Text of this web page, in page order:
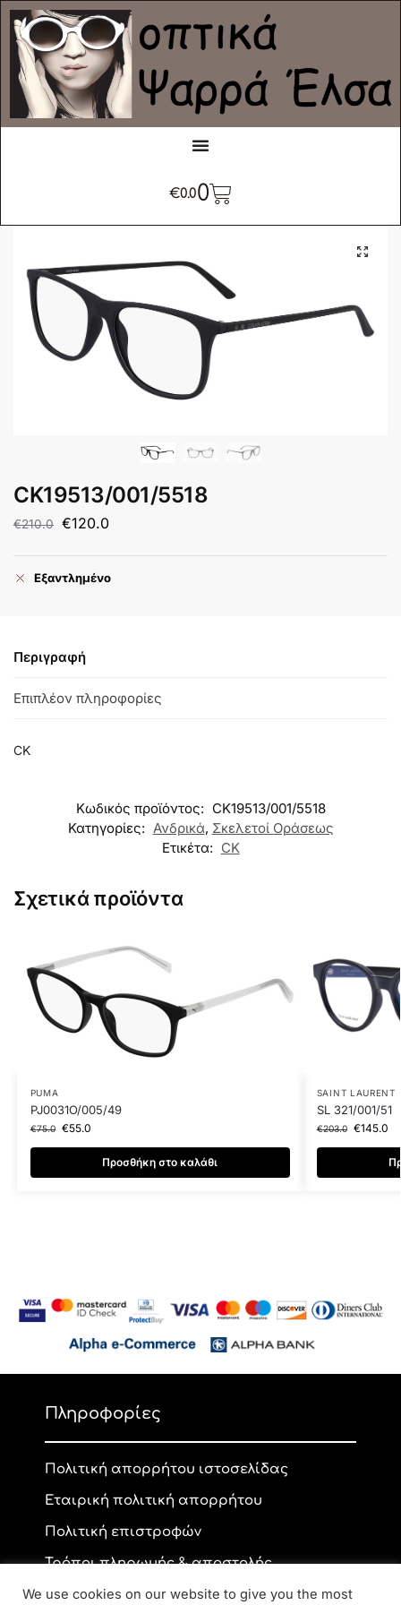
€0.00
CK19513/001/5518
€210.0 €120.0
Εξαντλημένο
Περιγραφή
Επιπλέον πληροφορίες
CK
Κωδικός προϊόντος: CK19513/001/5518
Κατηγορίες: Ανδρικά, Σκελετοί Οράσεως
Ετικέτα: CK
Σχετικά προϊόντα
PUMA
PJ0031O/005/49
€75.0 €55.0
Προσθήκη στο καλάθι
SAINT LAURENT
SL 321/001/51
€203.0 €145.0
Πληροφορίες
Πολιτική απορρήτου ιστοσελίδας
Εταιρική πολιτική απορρήτου
Πολιτική επιστροφών
Τρόποι πληρωμής & αποστολής
We use cookies on our website to give you the most